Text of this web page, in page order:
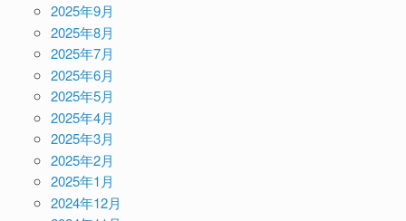
2025年9月
2025年8月
2025年7月
2025年6月
2025年5月
2025年4月
2025年3月
2025年2月
2025年1月
2024年12月